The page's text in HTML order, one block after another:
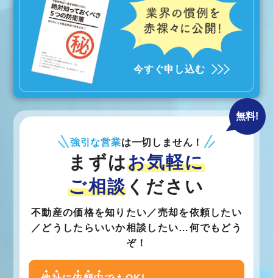
今すぐ申し込む
無料!
強引な営業は一切しません！
まずはお気軽に
ご相談ください
不動産の価格を知りたい／売却を依頼したい
／どうしたらいいか相談したい…何でもどう
ぞ！